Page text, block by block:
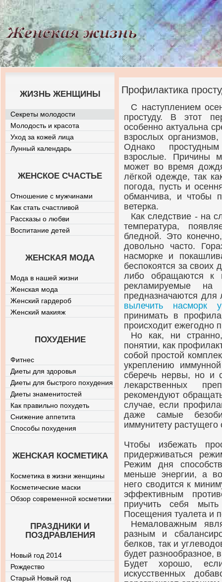
Профилактика
С наступлением
простуду. В этот
особенно актуальна
взрослых
Однако
взрослые. Причины
может во время
лёгкой одежде, так
погода, пусть и
обманчива, и чтобы
ветерка.
Как следствие - на
температура,
бледной. Это
довольно часто.
насморке и
беспокоятся за своих
либо обращаются к
рекламируемые
предназначаются для
вылечить насморк
принимать в
происходит ежегодно
Но как, ни
понятии, как
собой простой
укреплению
сберечь нервы, но и
лекарственных
рекомендуют
случае, если
даже самые
иммунитету растущего
Чтобы избежать
придерживаться
Режим дня
меньше энергии, а
него сводится к
эффективным
приучить себя
Посещения туалета и
Немаловажным
разным и
белков, так и
будет разнообразное,
Будет хорошо,
искусственных
ЖИЗНЬ ЖЕНЩИНЫ
Секреты молодости
Молодость и красота
Уход за кожей лица
Лунный календарь
ЖЕНСКОЕ СЧАСТЬЕ
Отношение с мужчинами
Как стать счастливой
Рассказы о любви
Воспитание детей
ЖЕНСКАЯ МОДА
Мода в нашей жизни
Женская мода
Женский гардероб
Женский макияж
ПОХУДЕНИЕ
Фитнес
Диеты для здоровья
Диеты для быстрого похудения
Диеты знаменитостей
Как правильно похудеть
Снижение аппетита
Способы похудения
ЖЕНСКАЯ КОСМЕТИКА
Косметика в жизни женщины
Косметические маски
Обзор современной косметики
ПРАЗДНИКИ И
ПОЗДРАВЛЕНИЯ
Новый год 2014
Рождество
Старый Новый год